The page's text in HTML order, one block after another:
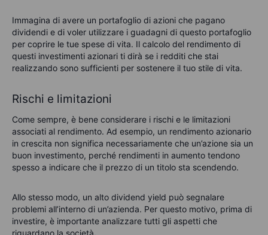
Immagina di avere un portafoglio di azioni che pagano
dividendi e di voler utilizzare i guadagni di questo portafoglio
per coprire le tue spese di vita. Il calcolo del rendimento di
questi investimenti azionari ti dirà se i redditi che stai
realizzando sono sufficienti per sostenere il tuo stile di vita.
Rischi e limitazioni
Come sempre, è bene considerare i rischi e le limitazioni
associati al rendimento. Ad esempio, un rendimento azionario
in crescita non significa necessariamente che un’azione sia un
buon investimento, perché rendimenti in aumento tendono
spesso a indicare che il prezzo di un titolo sta scendendo.
Allo stesso modo, un alto dividend yield può segnalare
problemi all’interno di un’azienda. Per questo motivo, prima di
investire, è importante analizzare tutti gli aspetti che
riguardano la società.